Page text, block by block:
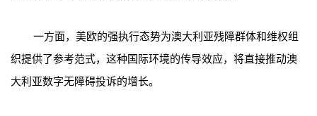
一方面，美欧的强执行态势为澳大利亚残障群体和维权组
织提供了参考范式，这种国际环境的传导效应，将直接推动澳
大利亚数字无障碍投诉的增长。